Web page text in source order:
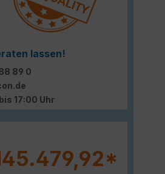
lassen!
89 0
17:00 Uhr